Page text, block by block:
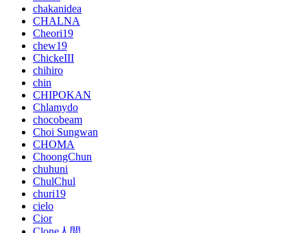
chakanidea
CHALNA
Cheori19
chew19
ChickeIII
chihiro
chin
CHIPOKAN
Chlamydo
chocobeam
Choi Sungwan
CHOMA
ChoongChun
chuhuni
ChulChul
churi19
cielo
Cior